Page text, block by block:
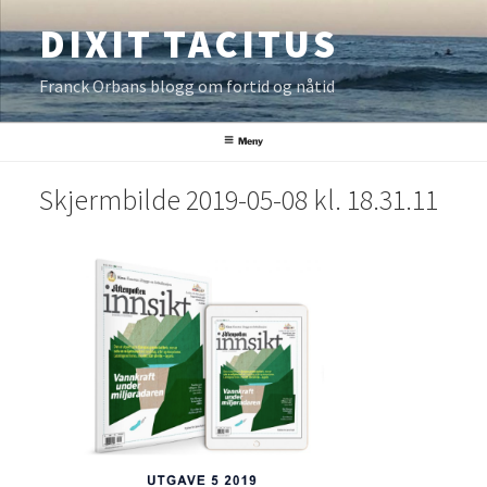
til
innhold
DIXIT TACITUS
Franck Orbans blogg om fortid og nåtid
Meny
Skjermbilde 2019-05-08 kl. 18.31.11